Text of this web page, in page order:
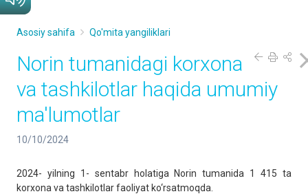
Asosiy sahifa Qo'mita yangiliklari
Norin tumanidagi korxona
va tashkilotlar haqida umumiy
ma'lumotlar
10/10/2024
2024- yilning 1- sentabr holatiga Norin tumanida 1 415 ta
korxona va tashkilotlar faoliyat ko‘rsatmoqda.